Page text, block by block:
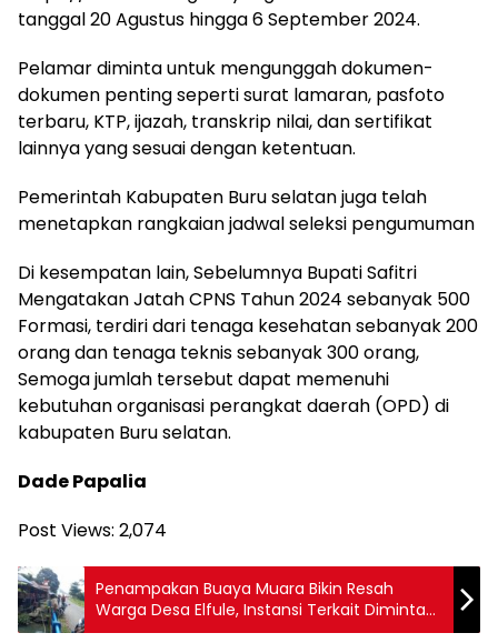
tanggal 20 Agustus hingga 6 September 2024.
Pelamar diminta untuk mengunggah dokumen-
dokumen penting seperti surat lamaran, pasfoto
terbaru, KTP, ijazah, transkrip nilai, dan sertifikat
lainnya yang sesuai dengan ketentuan.
Pemerintah Kabupaten Buru selatan juga telah
menetapkan rangkaian jadwal seleksi pengumuman
Di kesempatan lain, Sebelumnya Bupati Safitri
Mengatakan Jatah CPNS Tahun 2024 sebanyak 500
Formasi, terdiri dari tenaga kesehatan sebanyak 200
orang dan tenaga teknis sebanyak 300 orang,
Semoga jumlah tersebut dapat memenuhi
kebutuhan organisasi perangkat daerah (OPD) di
kabupaten Buru selatan.
Dade Papalia
Post Views: 2,074
Penampakan Buaya Muara Bikin Resah
Warga Desa Elfule, Instansi Terkait Diminta
Segera Bertindak